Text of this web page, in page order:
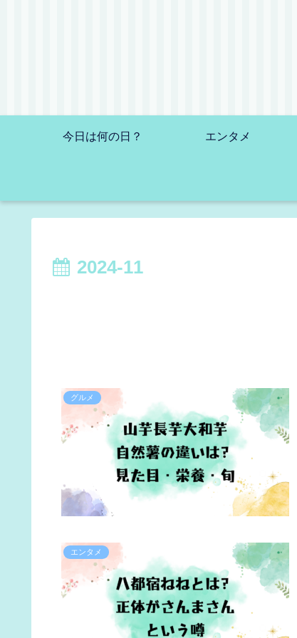
今日は何の日？ エンタメ
2024-11
グルメ
エンタメ